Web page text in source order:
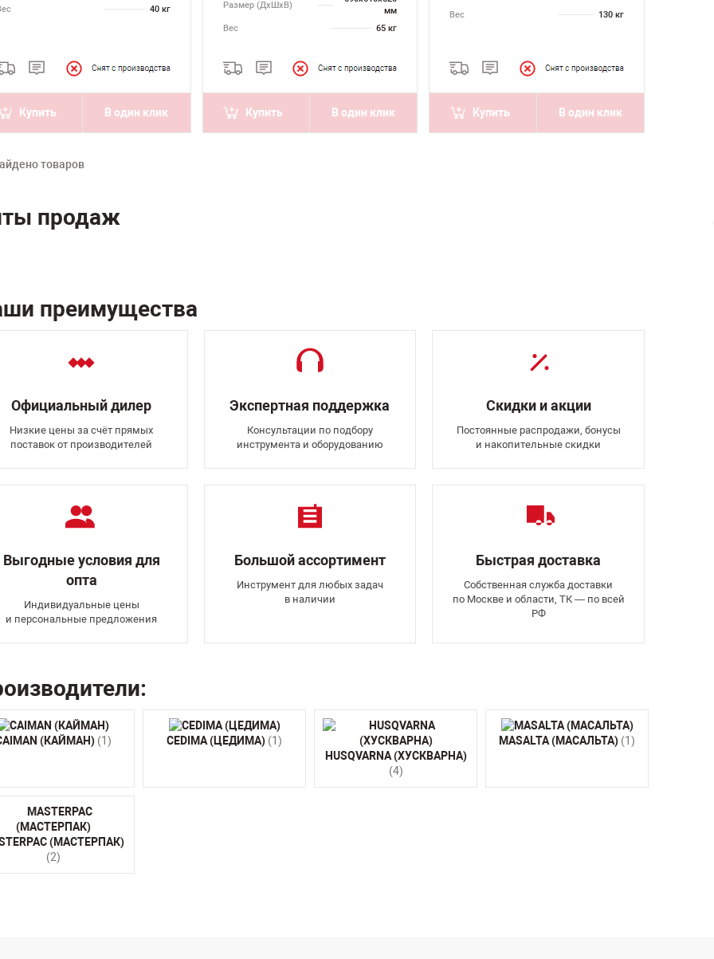
40 кг
Купить В один клик
Размер (ДхШхВ)
мм
Вес
65 кг
Купить В один клик
Вес
130 кг
Купить В один клик
товаров
продаж
преимущества
Официальный дилер
Низкие цены за счёт прямых
поставок от производителей
Экспертная поддержка
Консультации по подбору
инструмента и оборудованию
Скидки и акции
Постоянные распродажи, бонусы
и накопительные скидки
Выгодные условия для
опта
Индивидуальные цены
и персональные предложения
Большой ассортимент
Инструмент для любых задач
в наличии
Быстрая доставка
Собственная служба доставки
по Москве и области, ТК — по всей
РФ
(КАЙМАН) (1) CEDIMA (ЦЕДИМА) (1)
HUSQVARNA (ХУСКВАРНА)
(4)
MASALTA (МАСАЛЬТА) (1)
(МАСТЕРПАК)
(2)